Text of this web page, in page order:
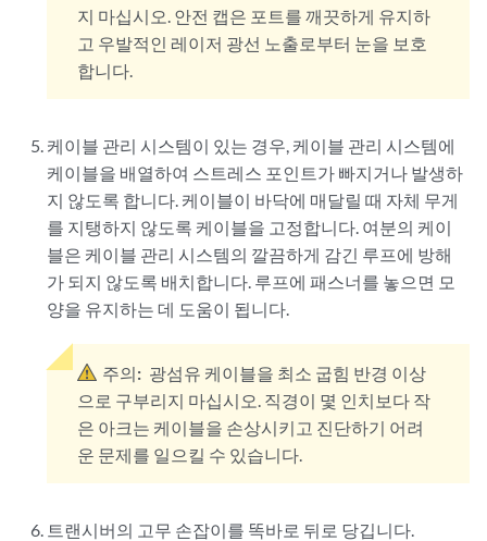
지 마십시오. 안전 캡은 포트를 깨끗하게 유지하
고 우발적인 레이저 광선 노출로부터 눈을 보호
합니다.
케이블 관리 시스템이 있는 경우, 케이블 관리 시스템에
케이블을 배열하여 스트레스 포인트가 빠지거나 발생하
지 않도록 합니다. 케이블이 바닥에 매달릴 때 자체 무게
를 지탱하지 않도록 케이블을 고정합니다. 여분의 케이
블은 케이블 관리 시스템의 깔끔하게 감긴 루프에 방해
가 되지 않도록 배치합니다. 루프에 패스너를 놓으면 모
양을 유지하는 데 도움이 됩니다.
주의: 광섬유 케이블을 최소 굽힘 반경 이상
으로 구부리지 마십시오. 직경이 몇 인치보다 작
은 아크는 케이블을 손상시키고 진단하기 어려
운 문제를 일으킬 수 있습니다.
트랜시버의 고무 손잡이를 똑바로 뒤로 당깁니다.